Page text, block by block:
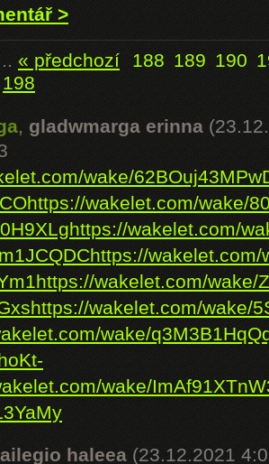
>
« předchozí 188 189 190
198
, gladwmarga erinna
wake/
https://wakelet.com/wake/
https://wakelet.com/
https://
https://wakelet.com/wake/
https://wakelet.com/wake/
wake/
wake/
haleea (23.12.2021